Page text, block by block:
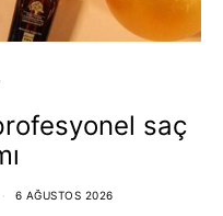
saç
6 AĞUSTOS 2026